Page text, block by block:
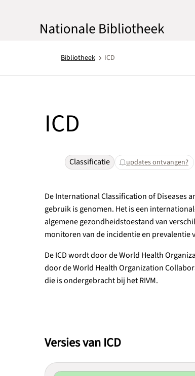
Bibliotheek ICD
ICD
Classificatie updates ontvangen?
De International Classification of Diseases
gebruik is genomen. Het is een
algemene gezondheidstoestand van
monitoren van de incidentie en prevalentie
De ICD wordt door de World Health
door de World Health Organization
die is ondergebracht bij het RIVM.
Versies van ICD